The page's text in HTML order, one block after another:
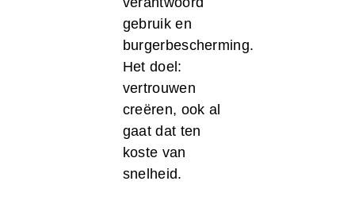
gebruik en
burgerbescherming.
Het doel:
vertrouwen
creëren, ook al
gaat dat ten
koste van
snelheid.